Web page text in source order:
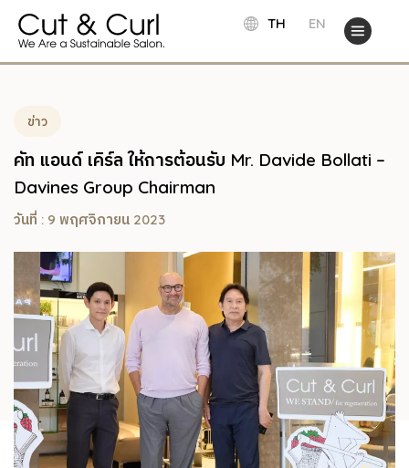
TH EN
ข่าว
คัท แอนด์ เคิร์ล ให้การต้อนรับ Mr. Davide Bollati –
Davines Group Chairman
วันที่ : 9 พฤศจิกายน 2023